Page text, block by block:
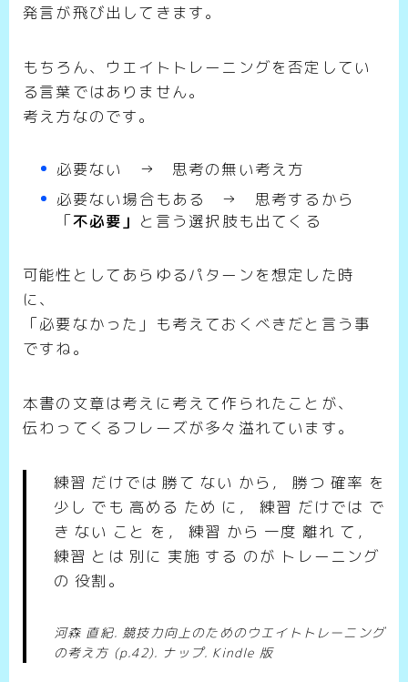
発言が飛び出してきます。
もちろん、ウエイトトレーニングを否定してい
る言葉ではありません。
考え方なのです。
必要ない → 思考の無い考え方
必要ない場合もある → 思考するから
「不必要」 と言う選択肢も出てくる
可能性としてあらゆるパターンを想定した時
に、
「必要なかった」も考えておくべきだと言う事
ですね。
本書の文章は考えに考えて作られたことが、
伝わってくるフレーズが多々溢れています。
練習 だけでは 勝て ない から， 勝つ 確率 を
少し でも 高める ため に， 練習 だけでは で
き ない こと を， 練習 から 一度 離れ て，
練習 とは 別に 実施 する のが トレーニング
の 役割。
河森 直紀. 競技力向上のためのウエイトトレーニング
の考え方 (p.42). ナップ. Kindle 版